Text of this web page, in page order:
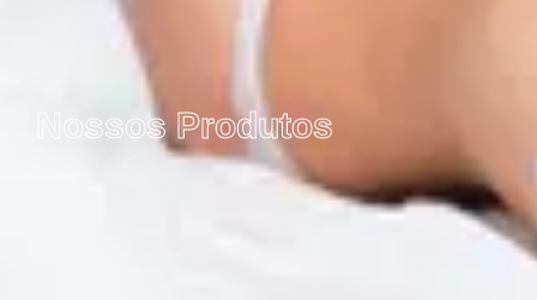
Nossos Produtos